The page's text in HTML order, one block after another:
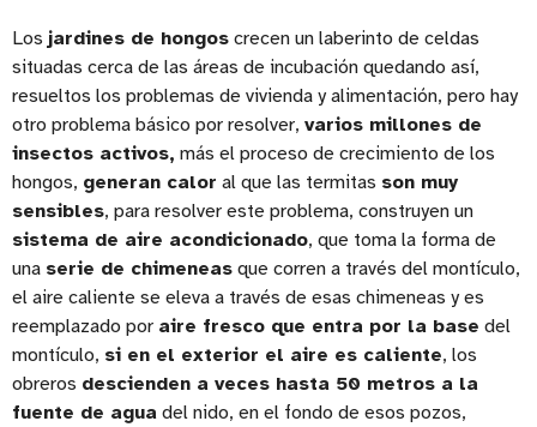
Los jardines de hongos crecen un laberinto de celdas
situadas cerca de las áreas de incubación quedando así,
resueltos los problemas de vivienda y alimentación, pero hay
otro problema básico por resolver, varios millones de
insectos activos, más el proceso de crecimiento de los
hongos, generan calor al que las termitas son muy
sensibles, para resolver este problema, construyen un
sistema de aire acondicionado, que toma la forma de
una serie de chimeneas que corren a través del montículo,
el aire caliente se eleva a través de esas chimeneas y es
reemplazado por aire fresco que entra por la base del
montículo, si en el exterior el aire es caliente, los
obreros descienden a veces hasta 50 metros a la
fuente de agua del nido, en el fondo de esos pozos,